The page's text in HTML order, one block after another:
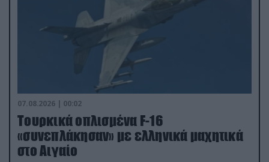
07.08.2026 | 00:02
Τουρκικά οπλισμένα F-16
«συνεπλάκησαν» με ελληνικά μαχητικά
στο Αιγαίο